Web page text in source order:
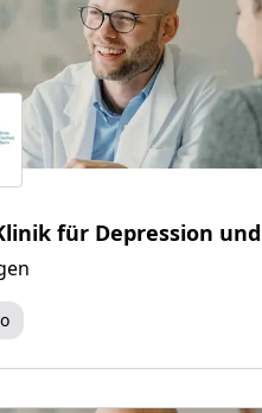
für Depression